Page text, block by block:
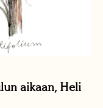
aikaan, Heli